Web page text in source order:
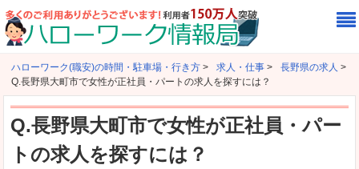
ハローワーク(職安)の時間・駐車場・行き方 > 求人・仕事 > 長野県の求人 >
Q.長野県大町市で女性が正社員・パートの求人を探すには？
Q.長野県大町市で女性が正社員・パー
トの求人を探すには？